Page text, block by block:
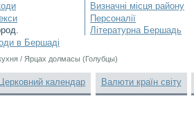
в Бершаді
Визначні місця району
Персоналії
Літературна Бершадь
/ Ярцах долмасы (Голубцы)
Церковний календар Валюти країн світу